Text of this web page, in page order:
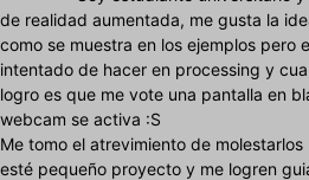
de realidad aumentada, me gusta la
como se muestra en los ejemplos pero
intentado de hacer en processing y
logro es que me vote una pantalla en
webcam se activa :S
Me tomo el atrevimiento de
esté pequeño proyecto y me logren